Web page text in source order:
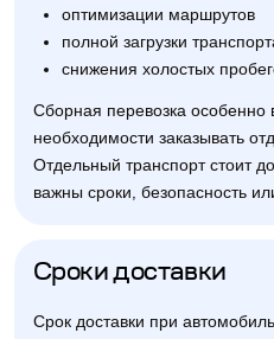
оптимизации маршрутов
полной загрузки
снижения холостых
Сборная перевозка особенно
необходимости заказывать
Отдельный транспорт стоит
важны сроки, безопасность
Сроки доставки
Срок доставки при